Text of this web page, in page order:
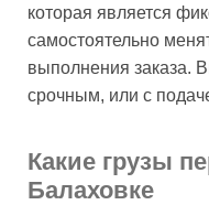
которая является
самостоятельно
выполнения заказа.
срочным, или с
Какие грузы
Балаховке